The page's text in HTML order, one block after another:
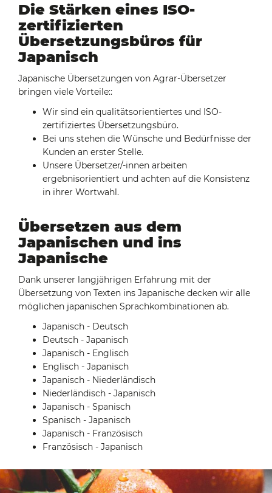
Die Stärken eines ISO-
zertifizierten
Übersetzungsbüros für
Japanisch
Japanische Übersetzungen von Agrar-Übersetzer
bringen viele Vorteile::
Wir sind ein qualitätsorientiertes und ISO-
zertifiziertes Übersetzungsbüro.
Bei uns stehen die Wünsche und Bedürfnisse der
Kunden an erster Stelle.
Unsere Übersetzer/-innen arbeiten
ergebnisorientiert und achten auf die Konsistenz
in ihrer Wortwahl.
Übersetzen aus dem
Japanischen und ins
Japanische
Dank unserer langjährigen Erfahrung mit der
Übersetzung von Texten ins Japanische decken wir alle
möglichen japanischen Sprachkombinationen ab.
Japanisch - Deutsch
Deutsch - Japanisch
Japanisch - Englisch
Englisch - Japanisch
Japanisch - Niederländisch
Niederländisch - Japanisch
Japanisch - Spanisch
Spanisch - Japanisch
Japanisch - Französisch
Französisch - Japanisch